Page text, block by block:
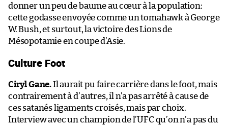
donner un peu de baume au cœur à la population:
cette godasse envoyée comme un tomahawk à George
W. Bush, et surtout, la victoire des Lions de
Mésopotamie en coupe d’Asie.
Culture Foot
Ciryl Gane.Il aurait pu faire carrière dans le foot, mais
contrairement à d’autres, il n’a pas arrêté à cause de
ces satanés ligaments croisés, mais par choix.
Interview avec un champion de l’UFC qu’on n’a pas du